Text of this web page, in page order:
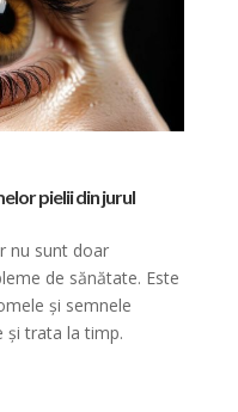
pielii din jurul
nu sunt doar
de sănătate. Este
și semnele
și trata la timp.